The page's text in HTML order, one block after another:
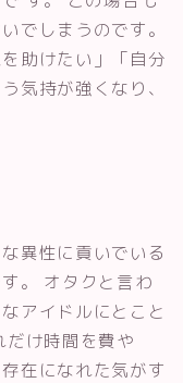
でしまうのです。
助けたい」「自分
気持が強くなり、
異性に貢いでいる
。 オタクと言わ
アイドルにとこと
け時間を費や
在になれた気がす